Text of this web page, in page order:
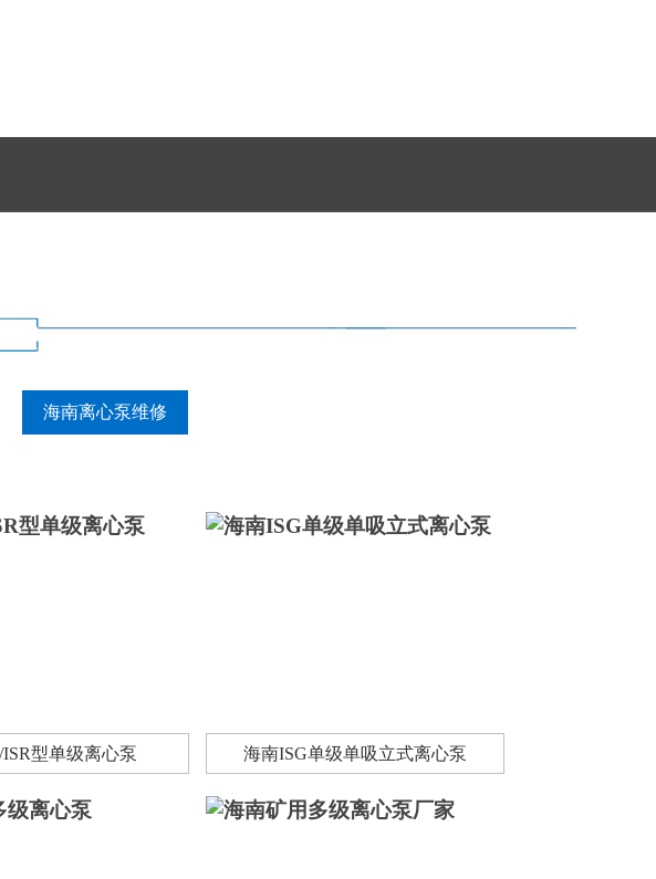
海南离心泵维修
型单级离心泵 海南ISG单级单吸立式离心泵